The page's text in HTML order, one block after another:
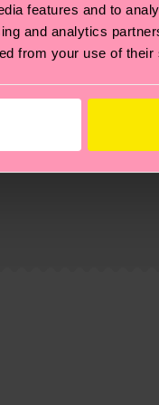
features and to
and analytics
from your use of
de mettre en